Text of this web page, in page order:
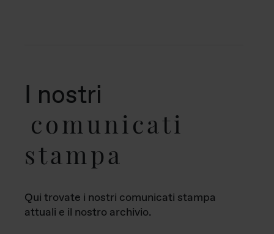
I nostri
comunicati
stampa
Qui trovate i nostri comunicati stampa
attuali e il nostro archivio.